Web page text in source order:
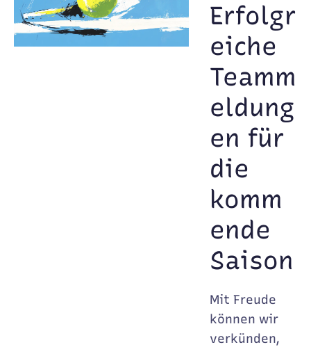
Erfolgr
eiche
Teamm
eldung
en für
die
komm
ende
Saison
Mit Freude
können wir
verkünden,